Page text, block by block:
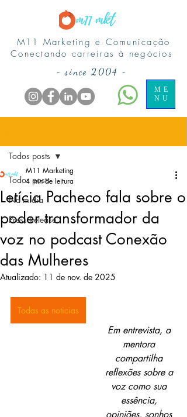
M11 Marketing e Comunicação
Conectando carreiras à negócios
ME
NU
-since 2004 -
Todos posts
Na midia
Press Release
Todos posts
Letícia Pacheco fala sobre o
poder transformador da
voz no podcast Conexão
das Mulheres
M11 Marketing
4 min de leitura
Atualizado: 11 de nov. de 2025
Todas as noticias
Em entrevista, a
mentora
compartilha
reflexões sobre a
voz como sua
essência,
opiniões, sonhos